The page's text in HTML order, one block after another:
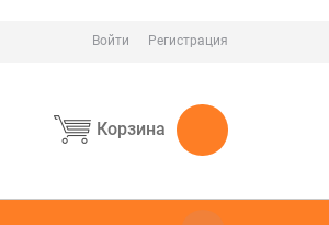
Войти Регистрация
Корзина